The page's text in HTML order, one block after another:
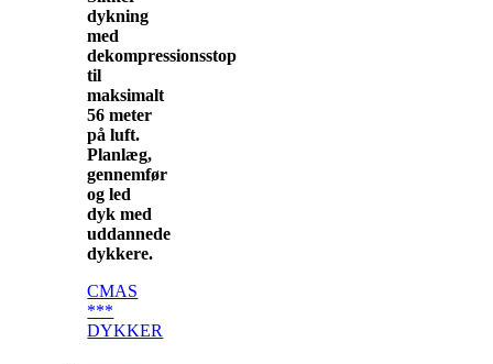
dykning
med
dekompressionsstop
til
maksimalt
56 meter
på luft.
Planlæg,
gennemfør
og led
dyk med
uddannede
dykkere.
CMAS
***
DYKKER